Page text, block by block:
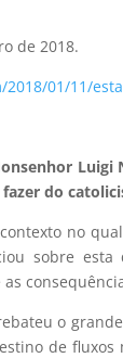
de 2018.
01/11/
Luigi
do
no
sobre
o
de fluxos